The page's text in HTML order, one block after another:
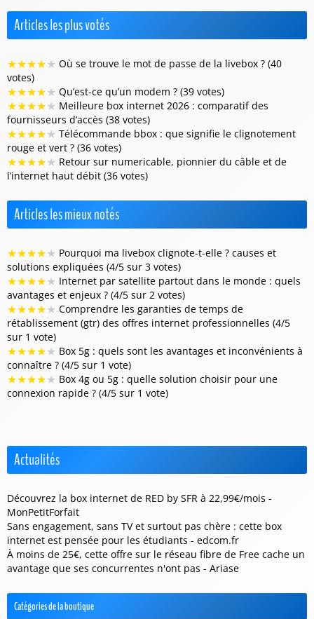
Articles les plus votés
★★★★★ Où se trouve le mot de passe de la livebox ? (40
votes)
★★★★★ Qu’est-ce qu’un modem ? (39 votes)
★★★★★ Meilleure box internet 2026 : comparatif des
fournisseurs d’accès (38 votes)
★★★★★ Télécommande bbox : que signifie le clignotement
rouge et vert ? (36 votes)
★★★★★ Retour sur numericable, pionnier du câble et de
l’internet haut débit (36 votes)
Articles les mieux notés
★★★★★ Pourquoi ma livebox clignote-t-elle ? causes et
solutions expliquées (4/5 sur 3 votes)
★★★★★ Internet par satellite partout dans le monde : quels
avantages et enjeux ? (4/5 sur 2 votes)
★★★★★ Comprendre les garanties de temps de
rétablissement (gtr) des offres internet professionnelles (4/5
sur 1 vote)
★★★★★ Box 5g : quels sont les avantages et inconvénients à
connaître ? (4/5 sur 1 vote)
★★★★★ Box 4g ou 5g : quelle solution choisir pour une
connexion rapide ? (4/5 sur 1 vote)
Actualités
Découvrez la box internet de RED by SFR à 22,99€/mois -
MonPetitForfait
Sans engagement, sans TV et surtout pas chère : cette box
internet est pensée pour les étudiants - edcom.fr
À moins de 25€, cette offre sur le réseau fibre de Free cache un
avantage que ses concurrentes n'ont pas - Ariase
Catégories de la boutique